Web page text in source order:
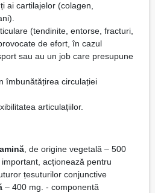
ai cartilajelor (colagen,
(tendinite, entorse, fracturi,
de efort, în cazul
sau au un job care presupune
îmbunătățirea circulației
articulațiilor.
, de origine vegetală – 500
acționează pentru
țesuturilor conjunctive
– 400 mg. - componentă